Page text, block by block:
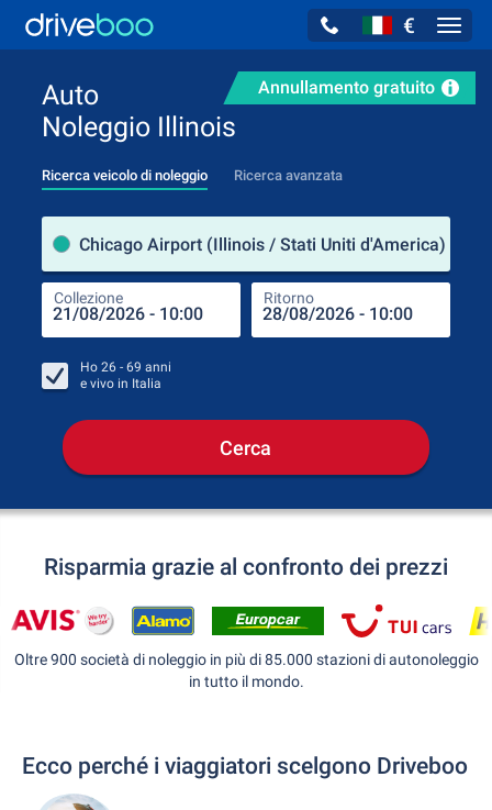
€
Annullamento gratuito
Auto
Noleggio Illinois
Ricerca veicolo di noleggio Ricerca avanzata
Chicago Airport (Illinois / Stati Uniti d'America)
Collezione Ritorno
Ho 26 - 69 anni
e vivo in Italia
Cerca
Risparmia grazie al confronto dei prezzi
Oltre 900 società di noleggio in più di 85.000 stazioni di autonoleggio
in tutto il mondo.
Ecco perché i viaggiatori scelgono Driveboo